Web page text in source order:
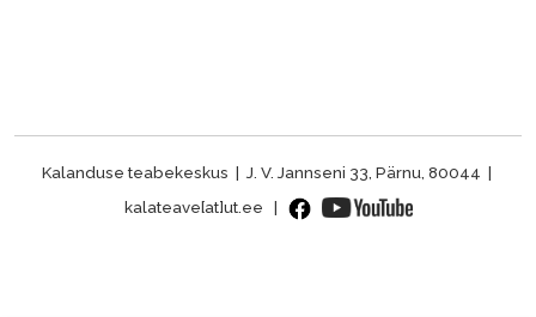
Kalanduse teabekeskus | J. V. Jannseni 33, Pärnu, 80044 |
kalateave[at]ut.ee |